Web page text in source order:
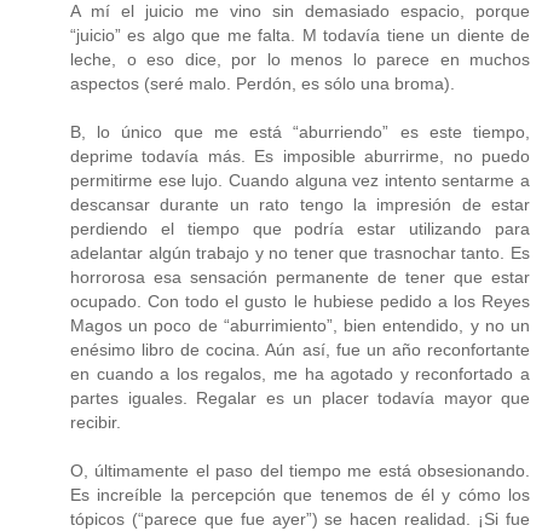
A mí el juicio me vino sin demasiado espacio, porque
“juicio” es algo que me falta. M todavía tiene un diente de
leche, o eso dice, por lo menos lo parece en muchos
aspectos (seré malo. Perdón, es sólo una broma).
B, lo único que me está “aburriendo” es este tiempo,
deprime todavía más. Es imposible aburrirme, no puedo
permitirme ese lujo. Cuando alguna vez intento sentarme a
descansar durante un rato tengo la impresión de estar
perdiendo el tiempo que podría estar utilizando para
adelantar algún trabajo y no tener que trasnochar tanto. Es
horrorosa esa sensación permanente de tener que estar
ocupado. Con todo el gusto le hubiese pedido a los Reyes
Magos un poco de “aburrimiento”, bien entendido, y no un
enésimo libro de cocina. Aún así, fue un año reconfortante
en cuando a los regalos, me ha agotado y reconfortado a
partes iguales. Regalar es un placer todavía mayor que
recibir.
O, últimamente el paso del tiempo me está obsesionando.
Es increíble la percepción que tenemos de él y cómo los
tópicos (“parece que fue ayer”) se hacen realidad. ¡Si fue